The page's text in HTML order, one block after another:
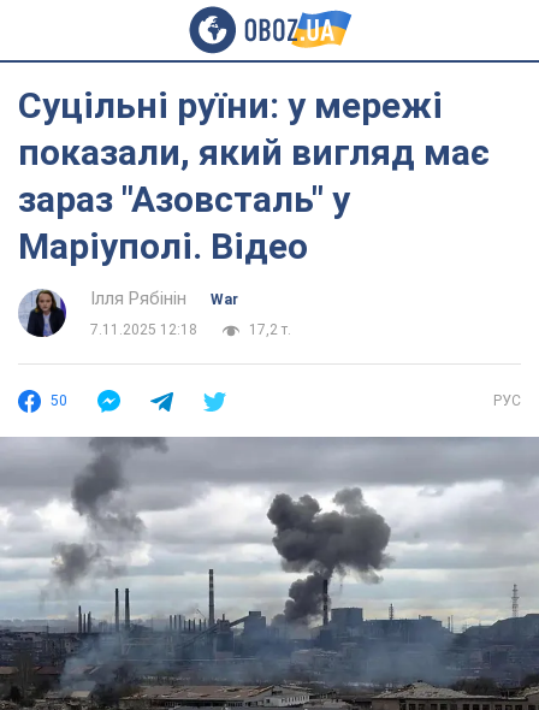
Суцільні руїни: у мережі
показали, який вигляд має
зараз "Азовсталь" у
Маріуполі. Відео
Ілля Рябінін
War
7.11.2025 12:18
17,2 т.
50 РУС